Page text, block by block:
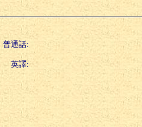
普通話:
英譯: